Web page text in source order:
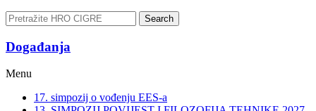
Search
Događanja​
Menu
17. simpozij o vođenju EES-a